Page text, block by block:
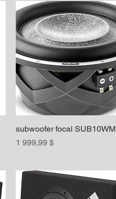
Aperçu rapide
subwoofer focal SUB10WM
Prix
1 999,99 $